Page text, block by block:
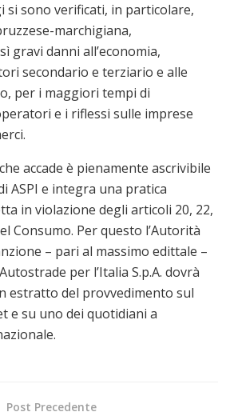
si sono verificati, in particolare,
marchigiana,
gravi danni all’economia,
secondario e terziario e alle
per i maggiori tempi di
e i riflessi sulle imprese
accade è pienamente ascrivibile
ASPI e integra una pratica
in violazione degli articoli 20, 22,
Consumo. Per questo l’Autorità
– pari al massimo edittale –
per l’Italia S.p.A. dovrà
estratto del provvedimento sul
e su uno dei quotidiani a
Post Precedente